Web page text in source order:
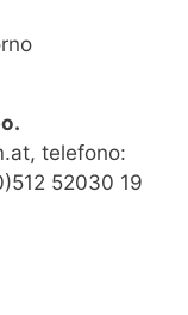
telefono:
52030 19